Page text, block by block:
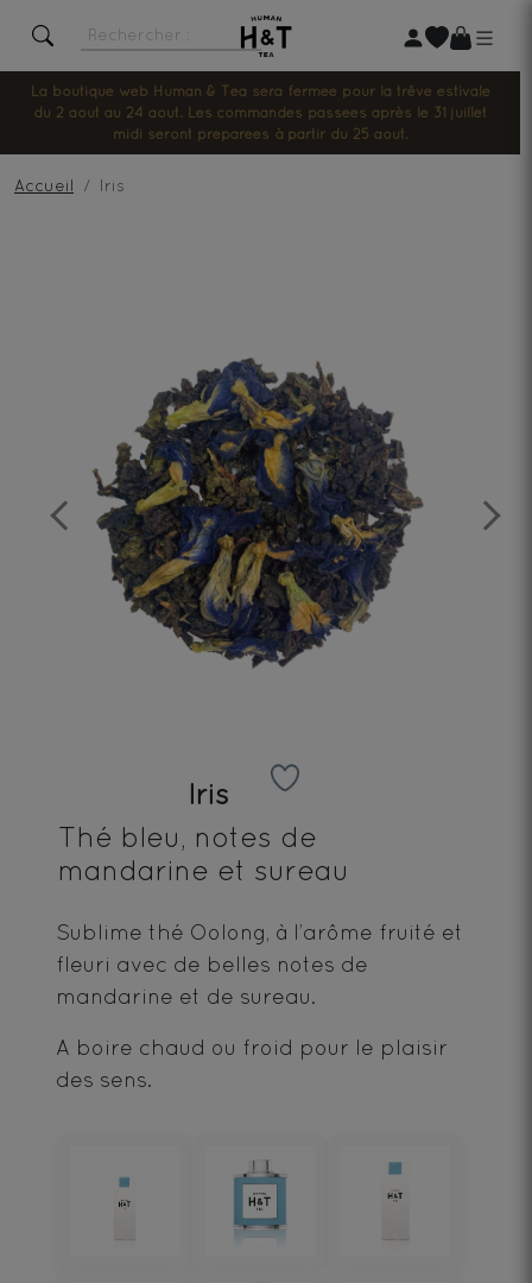
La boutique web Human & Tea sera fermée pour la trêve estivale
du 2 août au 24 août. Les commandes passées après le 31 juillet
midi seront préparées à partir du 25 août.
Accueil Iris
Previous Next
Iris
Thé bleu, notes de
mandarine et sureau
Sublime thé Oolong, à l’arôme fruité et
fleuri avec de belles notes de
mandarine et de sureau.
A boire chaud ou froid pour le plaisir
des sens.